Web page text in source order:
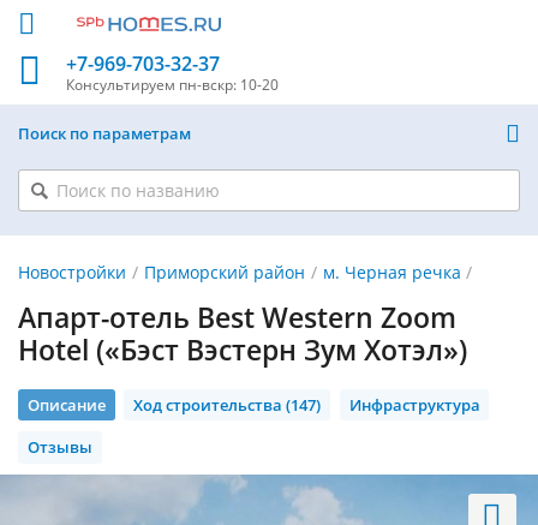
+7-969-703-32-37
Консультируем пн-вскр: 10-20
Поиск по параметрам
Новостройки Приморский район м. Черная речка
Апарт-отель Best Western Zoom
Hotel («Бэст Вэстерн Зум Хотэл»)
Описание Ход строительства (147)
Инфраструктура
Отзывы